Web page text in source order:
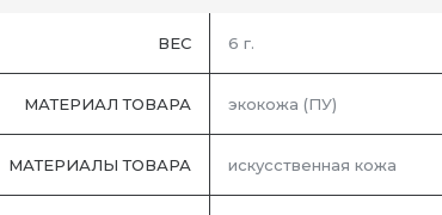
ВЕС 6 г.
МАТЕРИАЛ ТОВАРА экокожа (ПУ)
МАТЕРИАЛЫ ТОВАРА искусственная кожа